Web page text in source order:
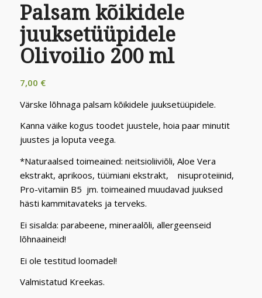
Palsam kõikidele
juuksetüüpidele
Olivoilio 200 ml
7,00 €
Värske lõhnaga palsam kõikidele juuksetüüpidele.
Kanna väike kogus toodet juustele, hoia paar minutit
juustes ja loputa veega.
*Naturaalsed toimeained: neitsioliiviõli, Aloe Vera
ekstrakt, aprikoos, tüümiani ekstrakt, nisuproteiinid,
Pro-vitamiin B5 jm. toimeained muudavad juuksed
hästi kammitavateks ja terveks.
Ei sisalda: parabeene, mineraalõli, allergeenseid
lõhnaaineid!
Ei ole testitud loomadel!
Valmistatud Kreekas.